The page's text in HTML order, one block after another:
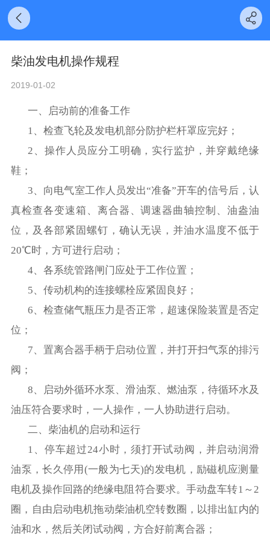
柴油发电机操作规程
2019-01-02
一、启动前的准备工作
1
、检查飞轮及发电机部分防护栏杆罩应完好；
2 、操作人员应分工明确，实行监护，并穿戴绝缘
鞋；
3 、向电气室工作人员发出“准备”开车的信号后，认
真检查各变速箱、离合器、调速器曲轴控制、油盎油
位，及各部紧固螺钉，确认无误，并油水温度不低于
20℃时，方可进行启动；
4 、各系统管路闸门应处于工作位置；
5 、传动机构的连接螺栓应紧固良好；
6 、检查储气瓶压力是否正常，超速保险装置是否定
位；
7 、置离合器手柄于启动位置，并打开扫气泵的排污
阀；
8 、启动外循环水泵、滑油泵、燃油泵，待循环水及
油压符合要求时，一人操作，一人协助进行启动。
二、柴油机的启动和运行
1
、停车超过24小时，须打开试动阀，并启动润滑
油泵，长久停用 (一般为七天)的发电机，励磁机应测量
电机及操作回路的绝缘电阻符合要求。手动盘车转1 ～ 2
圈，自由启动电机拖动柴油机空转数圈，以排出缸内的
油和水，然后关闭试动阀，方合好前离合器；